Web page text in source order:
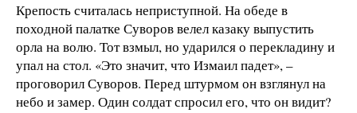
Крепость считалась неприступной. На обеде в
походной палатке Суворов велел казаку выпустить
орла на волю. Тот взмыл, но ударился о перекладину и
упал на стол. «Это значит, что Измаил падет», –
проговорил Суворов. Перед штурмом он взглянул на
небо и замер. Один солдат спросил его, что он видит?